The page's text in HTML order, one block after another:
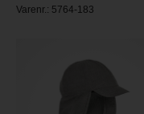
Varenr.: 5764-183